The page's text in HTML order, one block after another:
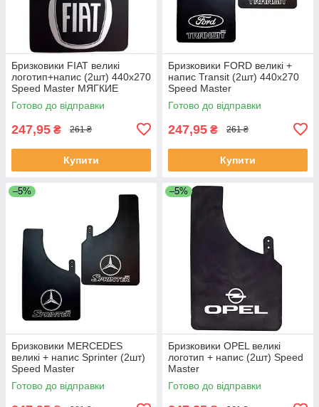
Бризковики FIAT великі
логотип+напис (2шт) 440x270
Speed Master МЯГКИЕ
Готово до відправки
247,95 ₴ 261 ₴
Купити
Бризковики FORD великі +
напис Transit (2шт) 440x270
Speed Master
Готово до відправки
247,95 ₴ 261 ₴
Купити
–5%
Бризковики MERCEDES
великі + напис Sprinter (2шт)
Speed Master
Готово до відправки
–5%
Бризковики OPEL великі
логотип + напис (2шт) Speed
Master
Готово до відправки